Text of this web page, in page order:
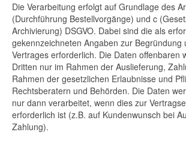
Die Verarbeitung erfolgt auf Grundlage des
(Durchführung Bestellvorgänge) und c
Archivierung) DSGVO. Dabei sind die als
gekennzeichneten Angaben zur Begründung
Vertrages erforderlich. Die Daten offenbaren
Dritten nur im Rahmen der Auslieferung,
Rahmen der gesetzlichen Erlaubnisse und
Rechtsberatern und Behörden. Die Daten
nur dann verarbeitet, wenn dies zur
erforderlich ist (z.B. auf Kundenwunsch bei
Zahlung).